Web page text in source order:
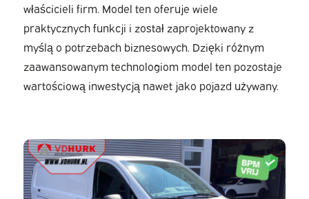
właścicieli firm. Model ten oferuje wiele
praktycznych funkcji i został zaprojektowany z
myślą o potrzebach biznesowych. Dzięki różnym
zaawansowanym technologiom model ten pozostaje
wartościową inwestycją nawet jako pojazd używany.